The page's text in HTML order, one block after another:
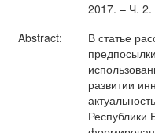
2017. – Ч.
Abstract:
В статье
развитии
Республики